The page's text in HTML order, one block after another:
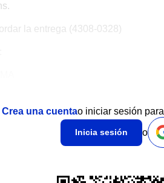
la entrega (4308-0328)
Crea una cuentao iniciar sesión
Inicia sesión o